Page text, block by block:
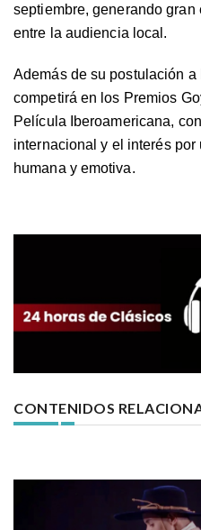
septiembre, generando
entre la audiencia local.
Además de su postulación a
competirá en los Premios
Película Iberoamericana,
internacional y el interés
humana y emotiva.
CONTENIDOS